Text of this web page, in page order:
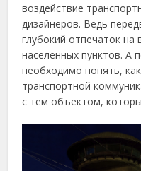
воздействие
дизайнеров. Ведь
глубокий отпечаток на
населённых пунктов. А
необходимо понять,
транспортной
с тем объектом,